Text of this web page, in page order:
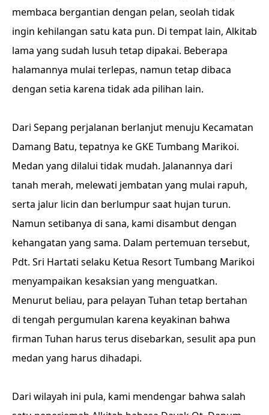
membaca bergantian dengan pelan, seolah tidak
ingin kehilangan satu kata pun. Di tempat lain, Alkitab
lama yang sudah lusuh tetap dipakai. Beberapa
halamannya mulai terlepas, namun tetap dibaca
dengan setia karena tidak ada pilihan lain.
Dari Sepang perjalanan berlanjut menuju Kecamatan
Damang Batu, tepatnya ke GKE Tumbang Marikoi.
Medan yang dilalui tidak mudah. Jalanannya dari
tanah merah, melewati jembatan yang mulai rapuh,
serta jalur licin dan berlumpur saat hujan turun.
Namun setibanya di sana, kami disambut dengan
kehangatan yang sama. Dalam pertemuan tersebut,
Pdt. Sri Hartati selaku Ketua Resort Tumbang Marikoi
menyampaikan kesaksian yang menguatkan.
Menurut beliau, para pelayan Tuhan tetap bertahan
di tengah pergumulan karena keyakinan bahwa
firman Tuhan harus terus disebarkan, sesulit apa pun
medan yang harus dihadapi.
Dari wilayah ini pula, kami mendengar bahwa salah